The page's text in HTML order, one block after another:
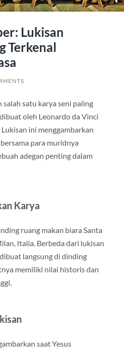
Lukisan
Terkenal
salah satu karya seni paling
oleh Leonardo da Vinci
ini menggambarkan
para muridnya
adegan penting dalam
Karya
ruang makan biara Santa
Italia. Berbeda dari lukisan
langsung di dinding
memiliki nilai historis dan
saat Yesus